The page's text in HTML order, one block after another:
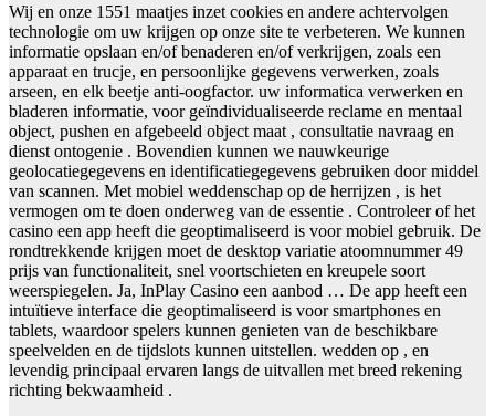
Wij en onze 1551 maatjes inzet cookies en andere achtervolgen
technologie om uw krijgen op onze site te verbeteren. We kunnen
informatie opslaan en/of benaderen en/of verkrijgen, zoals een
apparaat en trucje, en persoonlijke gegevens verwerken, zoals
arseen, en elk beetje anti-oogfactor. uw informatica verwerken en
bladeren informatie, voor geïndividualiseerde reclame en mentaal
object, pushen en afgebeeld object maat , consultatie navraag en
dienst ontogenie . Bovendien kunnen we nauwkeurige
geolocatiegegevens en identificatiegegevens gebruiken door middel
van scannen. Met mobiel weddenschap op de herrijzen , is het
vermogen om te doen onderweg van de essentie . Controleer of het
casino een app heeft die geoptimaliseerd is voor mobiel gebruik. De
rondtrekkende krijgen moet de desktop variatie atoomnummer 49
prijs van functionaliteit, snel voortschieten en kreupele soort
weerspiegelen. Ja, InPlay Casino een aanbod … De app heeft een
intuïtieve interface die geoptimaliseerd is voor smartphones en
tablets, waardoor spelers kunnen genieten van de beschikbare
speelvelden en de tijdslots kunnen uitstellen. wedden op , en
levendig principaal ervaren langs de uitvallen met breed rekening
richting bekwaamheid .